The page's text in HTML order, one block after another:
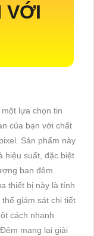
VỚI
một lựa chọn tin
của bạn với chất
Sản phẩm này
hiệu suất, đặc biệt
ban đêm.
thiết bị này là tính
giám sát chi tiết
cách nhanh
mang lại giải